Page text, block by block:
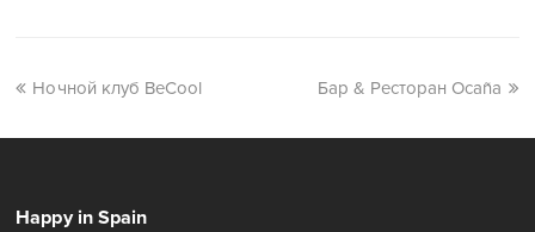
Ночной клуб BeCool Бар & Ресторан Ocaña
Happy in Spain